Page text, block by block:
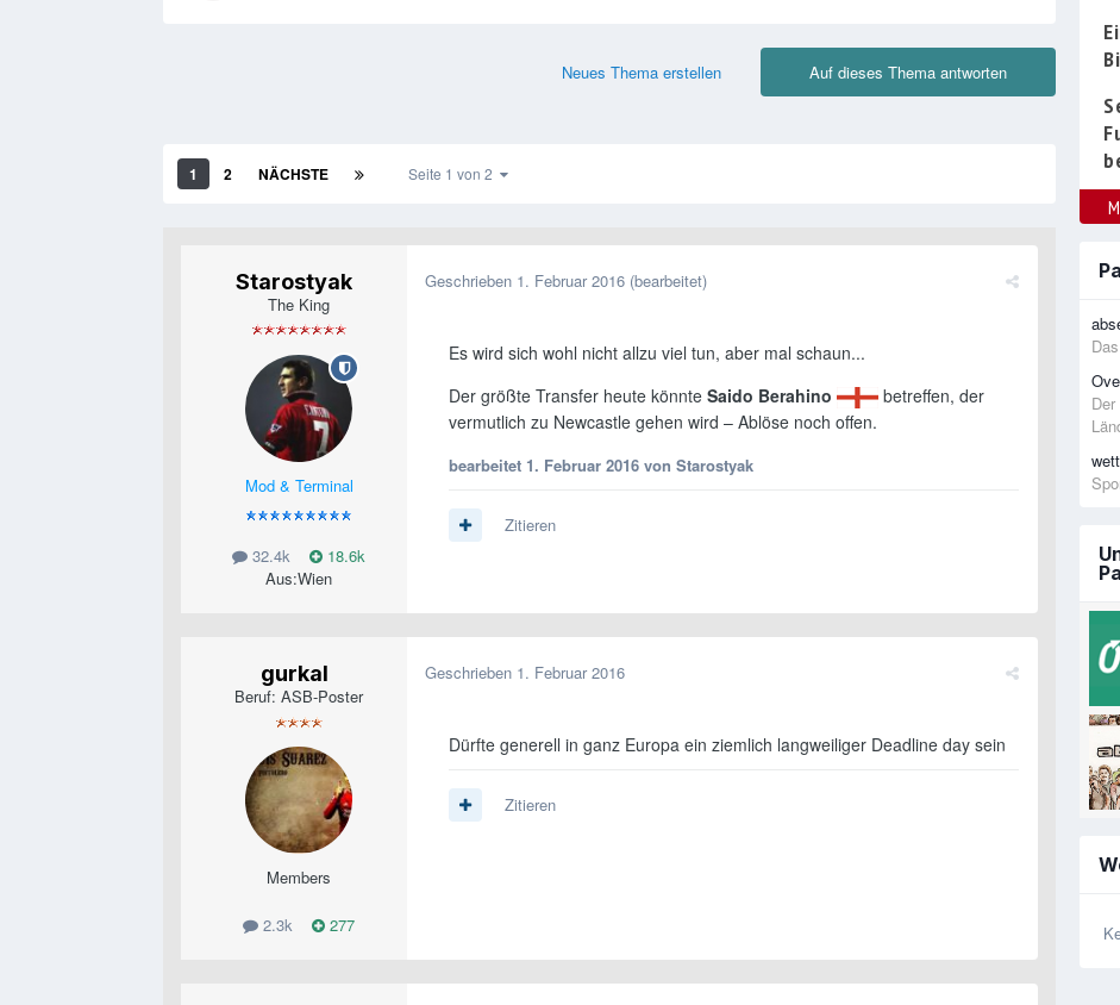
Auf dieses Thema antworten
Neues Thema erstellen
1 2 NÄCHSTE Seite 1 von 2
Starostyak
The King
Mod & Terminal
32.4k
18.6k
Aus:Wien
Geschrieben 1. Februar 2016 (bearbeitet)
Es wird sich wohl nicht allzu viel tun, aber mal schaun...
Der größte Transfer heute könnte Saido Berahino
betreffen, der
vermutlich zu Newcastle gehen wird – Ablöse noch offen.
bearbeitet 1. Februar 2016 von Starostyak
Zitieren
gurkal
Beruf: ASB-Poster
Members
2.3k 277
Geschrieben 1. Februar 2016
Dürfte generell in ganz Europa ein ziemlich langweiliger Deadline day sein
Zitieren